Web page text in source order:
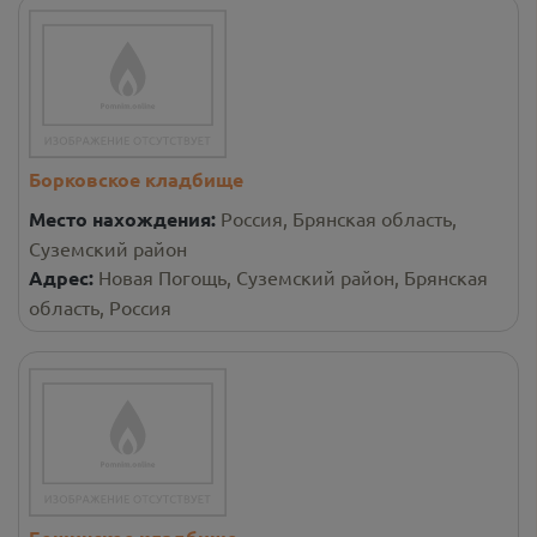
Борковское кладбище
Место нахождения: Россия, Брянская область,
Суземский район
Адрес: Новая Погощь, Суземский район, Брянская
область, Россия